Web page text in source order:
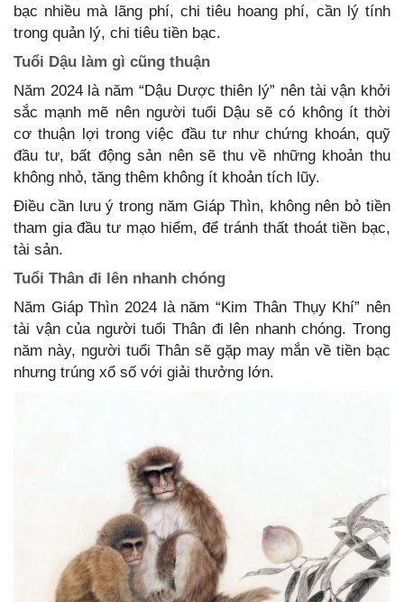
bạc nhiều mà lãng phí, chi tiêu hoang phí, cần lý tính
trong quản lý, chi tiêu tiền bạc.
Tuổi Dậu làm gì cũng thuận
Năm 2024 là năm “Dậu Dược thiên lý” nên tài vận khởi
sắc mạnh mẽ nên người tuổi Dậu sẽ có không ít thời
cơ thuận lợi trong việc đầu tư như chứng khoán, quỹ
đầu tư, bất động sản nên sẽ thu về những khoản thu
không nhỏ, tăng thêm không ít khoản tích lũy.
Điều cần lưu ý trong năm Giáp Thìn, không nên bỏ tiền
tham gia đầu tư mạo hiểm, để tránh thất thoát tiền bạc,
tài sản.
Tuổi Thân đi lên nhanh chóng
Năm Giáp Thìn 2024 là năm “Kim Thân Thụy Khí” nên
tài vận của người tuổi Thân đi lên nhanh chóng. Trong
năm này, người tuổi Thân sẽ gặp may mắn về tiền bạc
nhưng trúng xổ số với giải thưởng lớn.